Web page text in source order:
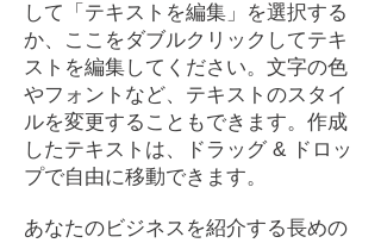
して「テキストを編集」を選択する
か、ここをダブルクリックしてテキ
ストを編集してください。文字の色
やフォントなど、テキストのスタイ
ルを変更することもできます。作成
したテキストは、ドラッグ & ドロッ
プで自由に移動できます。
あなたのビジネスを紹介する長めの